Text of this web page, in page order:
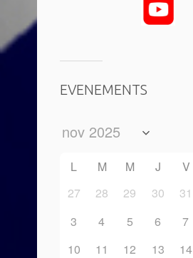
EVENEMENTS
L M M J V
27
28 29 30 31
3
4 5 6 7
10
11 12 13 14